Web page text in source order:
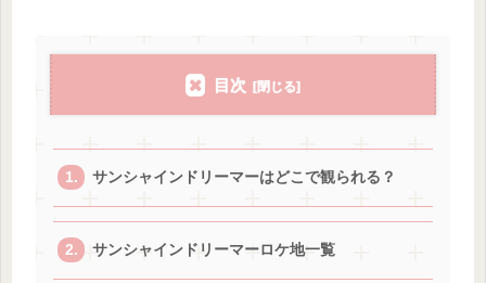
目次
サンシャインドリーマーはどこで観られる？
サンシャインドリーマーロケ地一覧